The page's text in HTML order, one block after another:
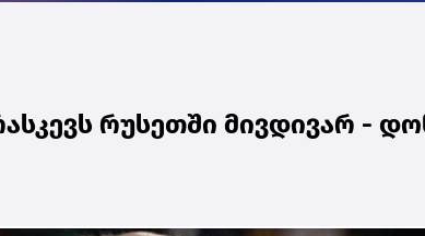
რუსეთში მივდივარ -